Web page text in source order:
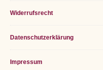
Widerrufsrecht
Datenschutzerklärung
Impressum